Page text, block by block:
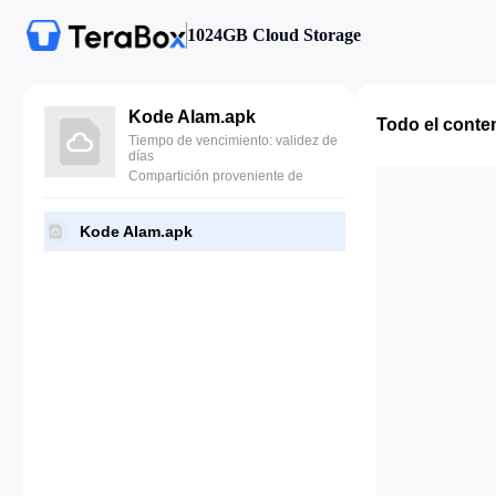
1024GB Cloud Storage
Kode Alam.apk
Tiempo de vencimiento: validez de
días
Compartición proveniente de
Kode Alam.apk
Todo el